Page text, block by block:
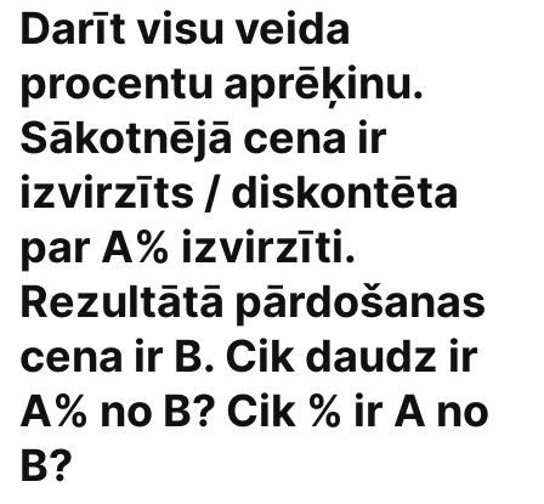
Darīt visu veida
procentu aprēķinu.
Sākotnējā cena ir
izvirzīts / diskontēta
par A% izvirzīti.
Rezultātā pārdošanas
cena ir B. Cik daudz ir
A% no B? Cik % ir A no
B?